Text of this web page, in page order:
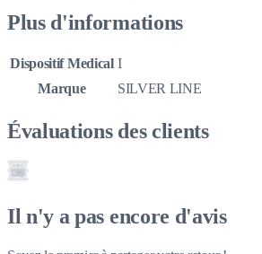
Plus d'informations
Dispositif Medical I
Marque
SILVER LINE
Évaluations des clients
Il n'y a pas encore d'avis